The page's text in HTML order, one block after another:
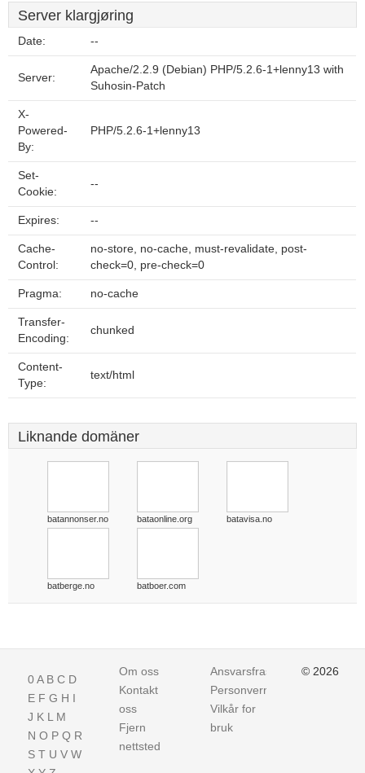
Server klargjøring
Date: --
Server:
Apache/2.2.9 (Debian) PHP/5.2.6-1+lenny13 with
Suhosin-Patch
X-
Powered-
By:
PHP/5.2.6-1+lenny13
Set-
Cookie:
--
Expires: --
Cache-
Control:
no-store, no-cache, must-revalidate, post-
check=0, pre-check=0
Pragma: no-cache
Transfer-
Encoding:
chunked
Content-
Type:
text/html
Liknande domäner
batannonser.no bataonline.org batavisa.no
batberge.no batboer.com
0A B C D
E F G H I
J K L M
N O P Q R
S T U V W
Om oss
Kontakt
oss
Fjern
nettsted
Ansvarsfraskrivelse
Personvern
Vilkår for
bruk
© 2026